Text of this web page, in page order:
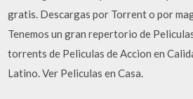
gratis. Descargas por Torrent o por
Tenemos un gran repertorio de
torrents de Peliculas de Accion en
Latino. Ver Peliculas en Casa.